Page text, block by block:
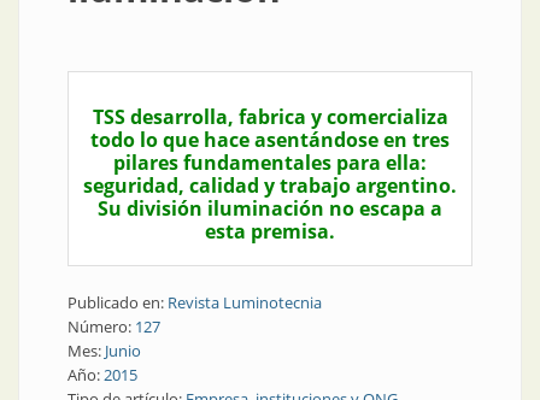
TSS desarrolla, fabrica y comercializa
todo lo que hace asentándose en tres
pilares fundamentales para ella:
seguridad, calidad y trabajo argentino.
Su división iluminación no escapa a
esta premisa.
Publicado en: Revista Luminotecnia
Número: 127
Mes: Junio
Año:2015